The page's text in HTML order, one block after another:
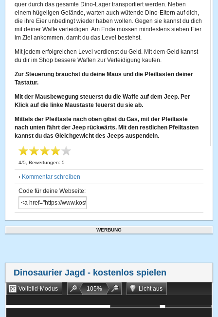
quer durch das gesamte Dino-Lager transportiert werden. Neben
einem hügeligen Gelände, warten auch wütende Dino-Eltern auf dich,
die ihre Eier unbedingt wieder haben wollen. Gegen sie kannst du dich
mit deiner Waffe verteidigen. Am Ende müssen mindestens sieben Eier
im Ziel ankommen, damit du das Level bestehst.
Mit jedem erfolgreichen Level verdienst du Geld. Mit dem Geld kannst
du dir im Shop bessere Waffen zur Verteidigung kaufen.
Zur Steuerung brauchst du deine Maus und die Pfeiltasten deiner
Tastatur.
Mit der Mausbewegung steuerst du die Waffe auf dem Jeep. Per
Klick auf die linke Maustaste feuerst du sie ab.
Mittels der Pfeiltaste nach oben gibst du Gas, mit der Pfeiltaste
nach unten fährt der Jeep rückwärts. Mit den restlichen Pfeiltasten
kannst du das Gleichgewicht des Jeeps auspendeln.
4/5 , Bewertungen:5
› Kommentar schreiben
Code für deine Webseite:
WERBUNG
Dinosaurier Jagd - kostenlos spielen
Vollbild-Modus 105%
Licht aus